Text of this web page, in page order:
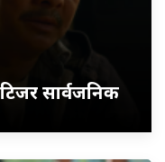
टिजर सार्वजनिक